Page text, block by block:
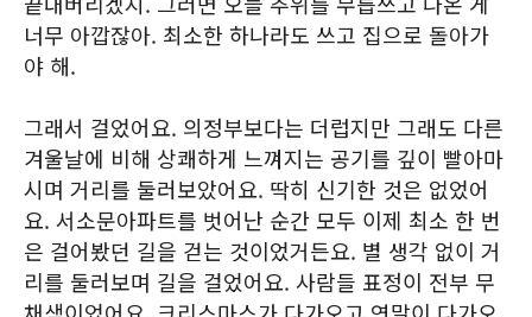
너무 아깝잖아. 최소한 하나라도 쓰고 집으로 돌아가
야 해.
그래서 걸었어요. 의정부보다는 더럽지만 그래도 다른
겨울날에 비해 상쾌하게 느껴지는 공기를 깊이 빨아마
시며 거리를 둘러보았어요. 딱히 신기한 것은 없었어
요. 서소문아파트를 벗어난 순간 모두 이제 최소 한 번
은 걸어봤던 길을 걷는 것이었거든요. 별 생각 없이 거
리를 둘러보며 길을 걸었어요. 사람들 표정이 전부 무